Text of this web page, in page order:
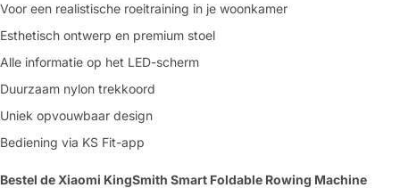
Voor een realistische roeitraining in je woonkamer
Esthetisch ontwerp en premium stoel
Alle informatie op het LED-scherm
Duurzaam nylon trekkoord
Uniek opvouwbaar design
Bediening via KS Fit-app
Bestel de Xiaomi KingSmith Smart Foldable Rowing Machine